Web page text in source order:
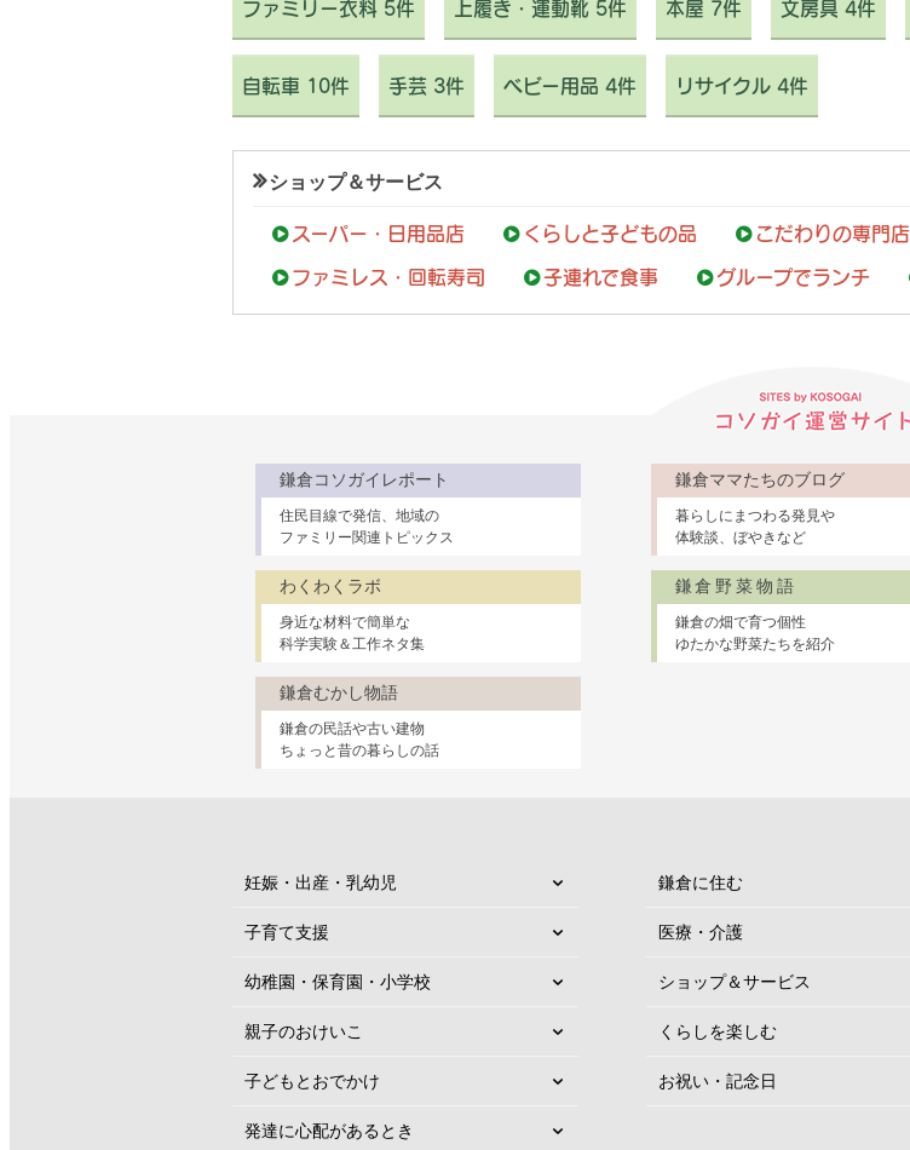
ファミリー衣料 5件 上履き・運動靴 5件 本屋 7件 文房具 4件
自転車 10件 手芸 3件 ベビー用品 4件 リサイクル 4件
ショップ＆サービス
スーパー・日用品店 くらしと子どもの品 こだわりの専門店
ファミレス・回転寿司 子連れで食事 グループでランチ
鎌倉コソガイレポート
住民目線で発信、地域の
ファミリー関連トピックス
鎌倉ママたちのブログ
暮らしにまつわる発見や
体験談、ぼやきなど
わくわくラボ
身近な材料で簡単な
科学実験＆工作ネタ集
鎌倉野菜物語
鎌倉の畑で育つ個性
ゆたかな野菜たちを紹介
鎌倉むかし物語
鎌倉の民話や古い建物
ちょっと昔の暮らしの話
妊娠・出産・乳幼児
子育て支援
幼稚園・保育園・小学校
親子のおけいこ
子どもとおでかけ
発達に心配があるとき
鎌倉に住む
医療・介護
ショップ＆サービス
くらしを楽しむ
お祝い・記念日